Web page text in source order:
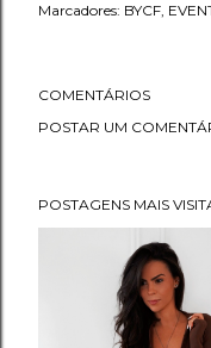
Marcadores: BYCF
COMENTÁRIOS
POSTAR UM
POSTAGENS MAIS